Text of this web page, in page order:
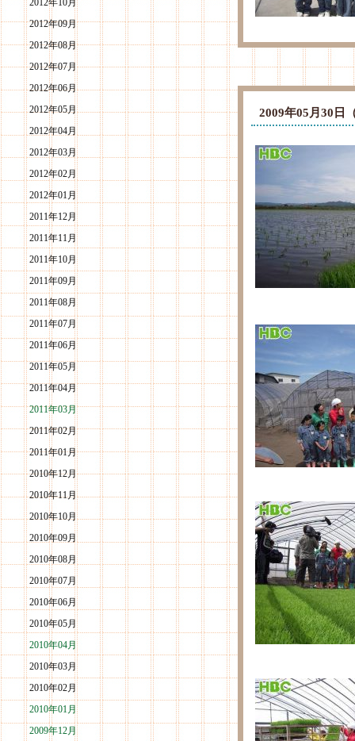
2012年10月
2012年09月
2012年08月
2012年07月
2012年06月
2012年05月
2012年04月
2012年03月
2012年02月
2012年01月
2011年12月
2011年11月
2011年10月
2011年09月
2011年08月
2011年07月
2011年06月
2011年05月
2011年04月
2011年03月
2011年02月
2011年01月
2010年12月
2010年11月
2010年10月
2010年09月
2010年08月
2010年07月
2010年06月
2010年05月
2010年04月
2010年03月
2010年02月
2010年01月
2009年12月
2009年05月30